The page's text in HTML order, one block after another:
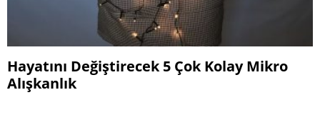
Hayatını Değiştirecek 5 Çok Kolay Mikro
Alışkanlık